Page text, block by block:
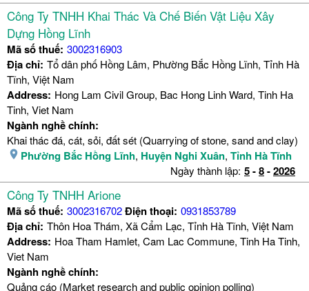
Công Ty TNHH Khai Thác Và Chế Biến Vật Liệu Xây
Dựng Hồng Lĩnh
Mã số thuế: 3002316903
Địa chỉ: Tổ dân phố Hồng Lâm, Phường Bắc Hồng Lĩnh, Tỉnh Hà
Tĩnh, Việt Nam
Address: Hong Lam Civil Group, Bac Hong Linh Ward, Tinh Ha
Tinh, Viet Nam
Ngành nghề chính:
Khai thác đá, cát, sỏi, đất sét (Quarrying of stone, sand and clay)
Phường Bắc Hồng Lĩnh, Huyện Nghi Xuân, Tỉnh Hà Tĩnh
Ngày thành lập: 5-8-2026
Công Ty TNHH Arione
Mã số thuế: 3002316702Điện thoại: 0931853789
Địa chỉ: Thôn Hoa Thám, Xã Cẩm Lạc, Tỉnh Hà Tĩnh, Việt Nam
Address: Hoa Tham Hamlet, Cam Lac Commune, Tinh Ha Tinh,
Viet Nam
Ngành nghề chính:
Quảng cáo (Market research and public opinion polling)